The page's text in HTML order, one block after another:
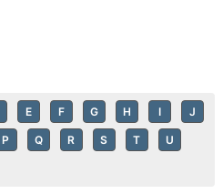
E F G H I J
P Q R S T U